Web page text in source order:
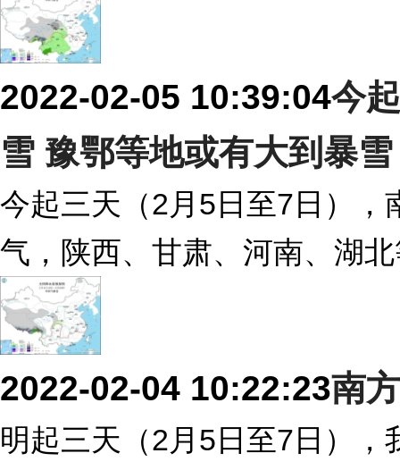
2022-02-05 10:39:04今
雪 豫鄂等地或有大到暴雪
今起三天（2月5日至7日）
气，陕西、甘肃、河南、湖
2022-02-04 10:22:23南
明起三天（2月5日至7日）